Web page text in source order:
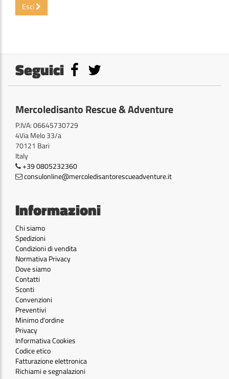
Esci
Seguici
Mercoledisanto Rescue & Adventure
P.IVA: 06645730729
4Via Melo 33/a
70121 Bari
Italy
+39 0805232360
consulonline@mercoledisantorescueadventure.it
Informazioni
Chi siamo
Spedizioni
Condizioni di vendita
Normativa Privacy
Dove siamo
Contatti
Sconti
Convenzioni
Preventivi
Minimo d'ordine
Privacy
Informativa Cookies
Codice etico
Fatturazione elettronica
Richiami e segnalazioni